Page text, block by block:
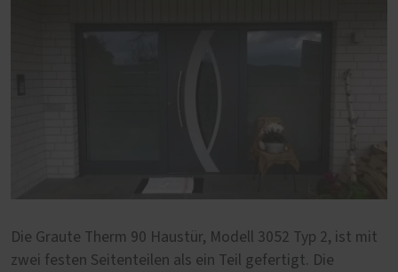
Die Graute Therm 90 Haustür, Modell 3052 Typ 2, ist mit
zwei festen Seitenteilen als ein Teil gefertigt. Die